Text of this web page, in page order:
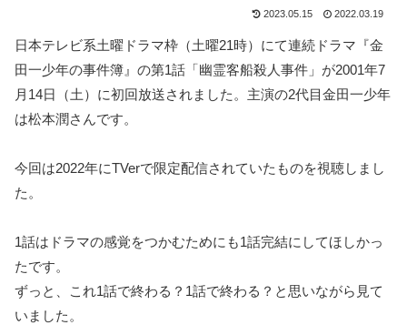
2023.05.15 2022.03.19
日本テレビ系土曜ドラマ枠（土曜21時）にて連続ドラマ『金
田一少年の事件簿』の第1話「幽霊客船殺人事件」が2001年7
月14日（土）に初回放送されました。主演の2代目金田一少年
は松本潤さんです。
今回は2022年にTVerで限定配信されていたものを視聴しまし
た。
1話はドラマの感覚をつかむためにも1話完結にしてほしかっ
たです。
ずっと、これ1話で終わる？1話で終わる？と思いながら見て
いました。